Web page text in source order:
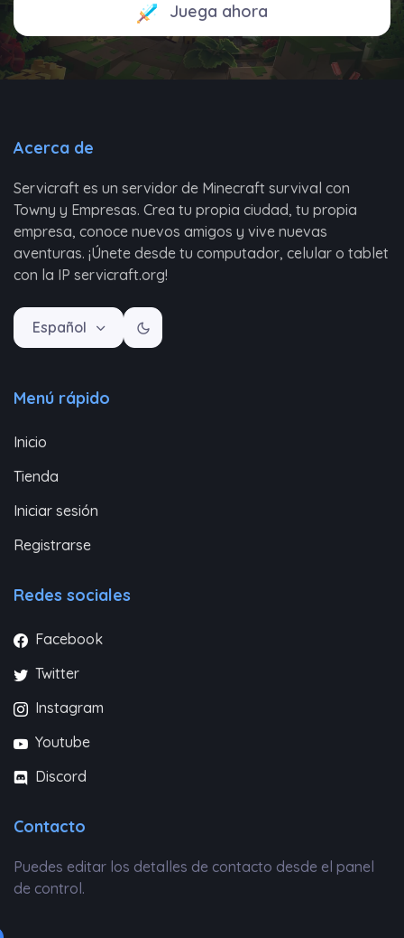
Juega ahora
Acerca de
Servicraft es un servidor de Minecraft survival con
Towny y Empresas. Crea tu propia ciudad, tu propia
empresa, conoce nuevos amigos y vive nuevas
aventuras. ¡Únete desde tu computador, celular o tablet
con la IP servicraft.org!
Español
Menú rápido
Inicio
Tienda
Iniciar sesión
Registrarse
Redes sociales
Facebook
Twitter
Instagram
Youtube
Discord
Contacto
Puedes editar los detalles de contacto desde el panel
de control.